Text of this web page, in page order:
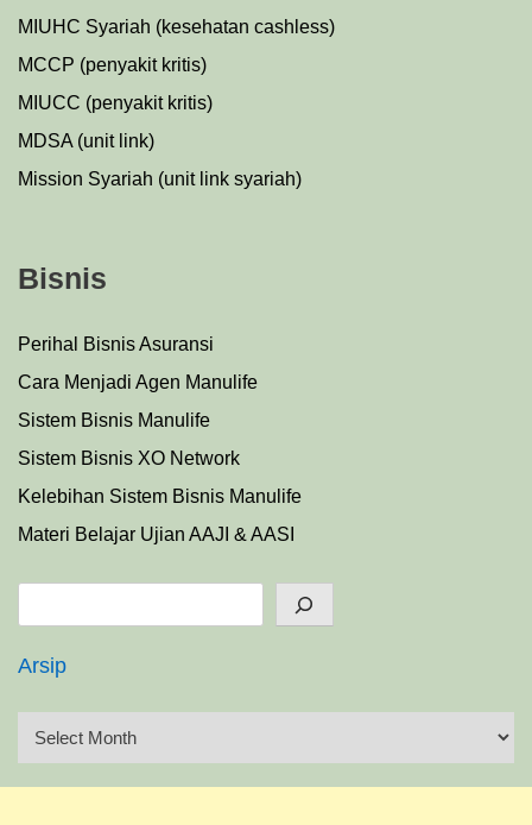
MIUHC Syariah (kesehatan cashless)
MCCP (penyakit kritis)
MIUCC (penyakit kritis)
MDSA (unit link)
Mission Syariah (unit link syariah)
Bisnis
Perihal Bisnis Asuransi
Cara Menjadi Agen Manulife
Sistem Bisnis Manulife
Sistem Bisnis XO Network
Kelebihan Sistem Bisnis Manulife
Materi Belajar Ujian AAJI & AASI
Arsip